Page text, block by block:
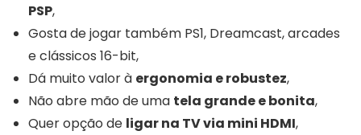
PSP,
Gosta de jogar também PS1, Dreamcast, arcades
e clássicos 16-bit,
Dá muito valor à ergonomia e robustez,
Não abre mão de uma tela grande e bonita,
Quer opção de ligar na TV via mini HDMI,